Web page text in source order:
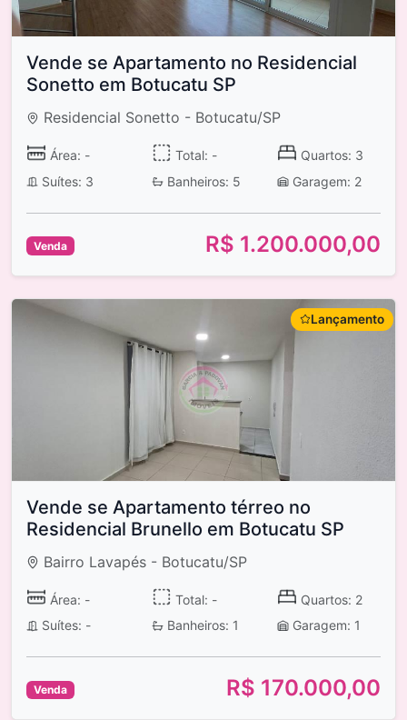
Vende se Apartamento no Residencial
Sonetto em Botucatu SP
Residencial Sonetto - Botucatu/SP
Área: - Total: -
Quartos: 3
Suítes: 3
Banheiros: 5 Garagem: 2
Venda R$ 1.200.000,00
Lançamento
Vende se Apartamento térreo no
Residencial Brunello em Botucatu SP
Bairro Lavapés - Botucatu/SP
Área: - Total: -
Quartos: 2
Suítes: -
Banheiros: 1 Garagem: 1
Venda R$ 170.000,00